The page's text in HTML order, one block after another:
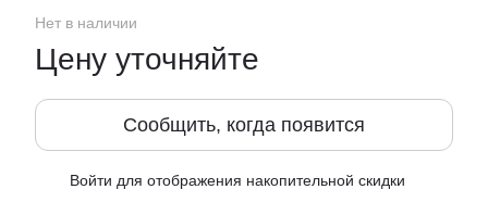
Нет в наличии
Цену уточняйте
Сообщить, когда появится
Войти для отображения накопительной скидки